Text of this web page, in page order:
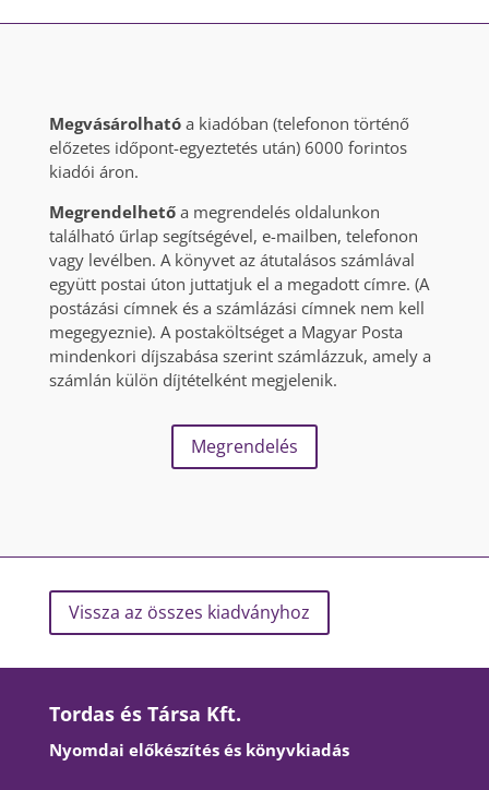
Megvásárolhatóa kiadóban (telefonon történő
előzetes időpont-egyeztetés után) 6000 forintos
kiadói áron.
Megrendelhetőa megrendelés oldalunkon
található űrlap segítségével, e-mailben, telefonon
vagy levélben. A könyvet az átutalásos számlával
együtt postai úton juttatjuk el a megadott címre. (A
postázási címnek és a számlázási címnek nem kell
megegyeznie). A postaköltséget a Magyar Posta
mindenkori díjszabása szerint számlázzuk, amely a
számlán külön díjtételként megjelenik.
Megrendelés
Vissza az összes kiadványhoz
Tordas és Társa Kft.
Nyomdai előkészítés és könyvkiadás